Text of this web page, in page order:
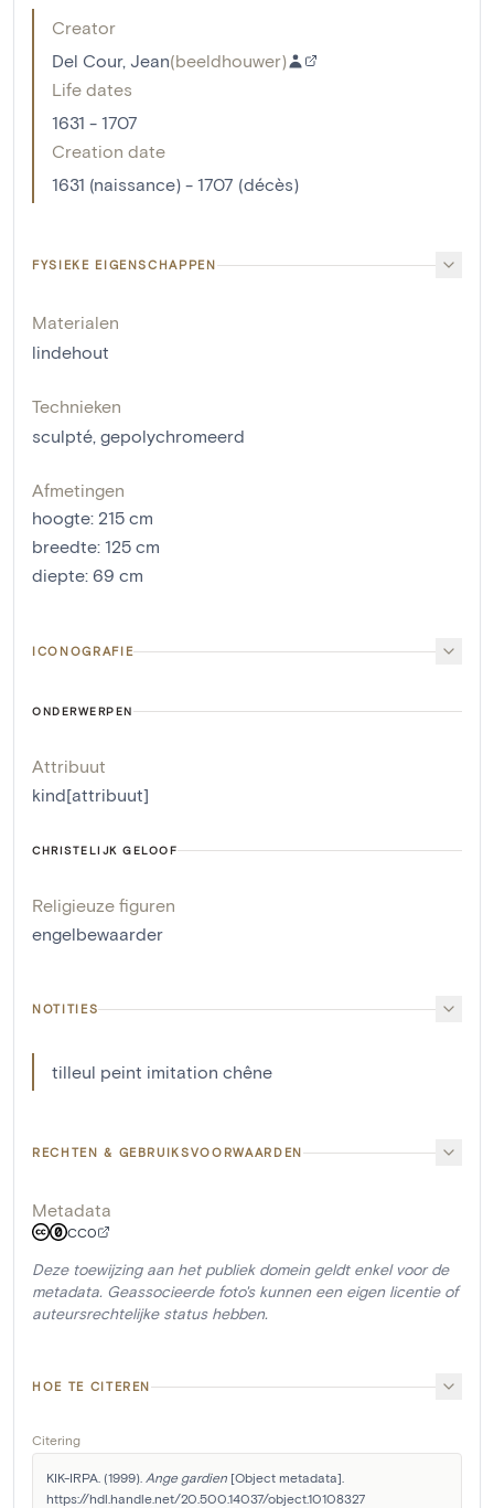
Creator
Del Cour, Jean(beeldhouwer)
Life dates
1631 - 1707
Creation date
1631 (naissance) - 1707 (décès)
FYSIEKE EIGENSCHAPPEN
Materialen
lindehout
Technieken
sculpté, gepolychromeerd
Afmetingen
hoogte: 215 cm
breedte: 125 cm
diepte: 69 cm
ICONOGRAFIE
ONDERWERPEN
Attribuut
kind[attribuut]
CHRISTELIJK GELOOF
Religieuze figuren
engelbewaarder
NOTITIES
tilleul peint imitation chêne
RECHTEN & GEBRUIKSVOORWAARDEN
Metadata
CC0
Deze toewijzing aan het publiek domein geldt enkel voor de
metadata. Geassocieerde foto's kunnen een eigen licentie of
auteursrechtelijke status hebben.
HOE TE CITEREN
Citering
KIK-IRPA. (1999). Ange gardien [Object metadata].
https://hdl.handle.net/20.500.14037/object.10108327